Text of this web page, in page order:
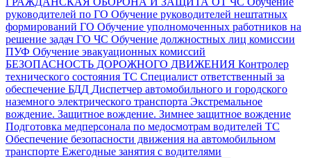
руководителей по ГО Обучение руководителей нештатных
формирований ГО Обучение уполномоченных работников на
решение задач ГО ЧС Обучение должностных лиц комиссии
ПУФ Обучение эвакуационных комиссий
БЕЗОПАСНОСТЬ ДОРОЖНОГО ДВИЖЕНИЯ Контролер
технического состояния ТС Специалист ответственный за
обеспечение БДД Диспетчер автомобильного и городского
наземного электрического транспорта Экстремальное
вождение. Защитное вождение. Зимнее защитное вождение
Подготовка медперсонала по медосмотрам водителей ТС
Обеспечение безопасности движения на автомобильном
транспорте Ежегодные занятия с водителями